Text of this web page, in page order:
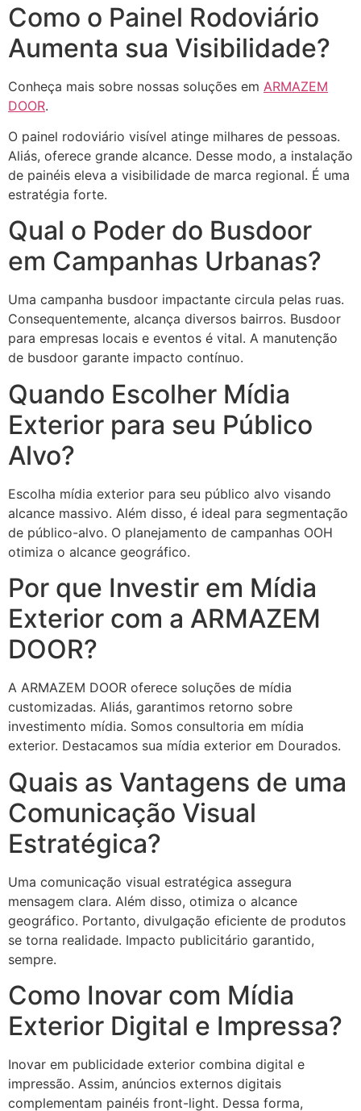
Como o Painel Rodoviário
Aumenta sua Visibilidade?
Conheça mais sobre nossas soluções em ARMAZEM
DOOR.
O painel rodoviário visível atinge milhares de pessoas.
Aliás, oferece grande alcance. Desse modo, a instalação
de painéis eleva a visibilidade de marca regional. É uma
estratégia forte.
Qual o Poder do Busdoor
em Campanhas Urbanas?
Uma campanha busdoor impactante circula pelas ruas.
Consequentemente, alcança diversos bairros. Busdoor
para empresas locais e eventos é vital. A manutenção
de busdoor garante impacto contínuo.
Quando Escolher Mídia
Exterior para seu Público
Alvo?
Escolha mídia exterior para seu público alvo visando
alcance massivo. Além disso, é ideal para segmentação
de público-alvo. O planejamento de campanhas OOH
otimiza o alcance geográfico.
Por que Investir em Mídia
Exterior com a ARMAZEM
DOOR?
A ARMAZEM DOOR oferece soluções de mídia
customizadas. Aliás, garantimos retorno sobre
investimento mídia. Somos consultoria em mídia
exterior. Destacamos sua mídia exterior em Dourados.
Quais as Vantagens de uma
Comunicação Visual
Estratégica?
Uma comunicação visual estratégica assegura
mensagem clara. Além disso, otimiza o alcance
geográfico. Portanto, divulgação eficiente de produtos
se torna realidade. Impacto publicitário garantido,
sempre.
Como Inovar com Mídia
Exterior Digital e Impressa?
Inovar em publicidade exterior combina digital e
impressão. Assim, anúncios externos digitais
complementam painéis front-light. Dessa forma,